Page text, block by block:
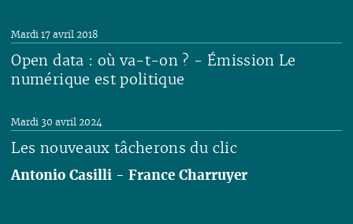
Lire
Open data : où va-t-on ? - Émission Le
numérique est politique
Mardi 17 avril 2018
Les nouveaux tâcherons du clic
Mardi 30 avril 2024
Antonio Casilli -France Charruyer